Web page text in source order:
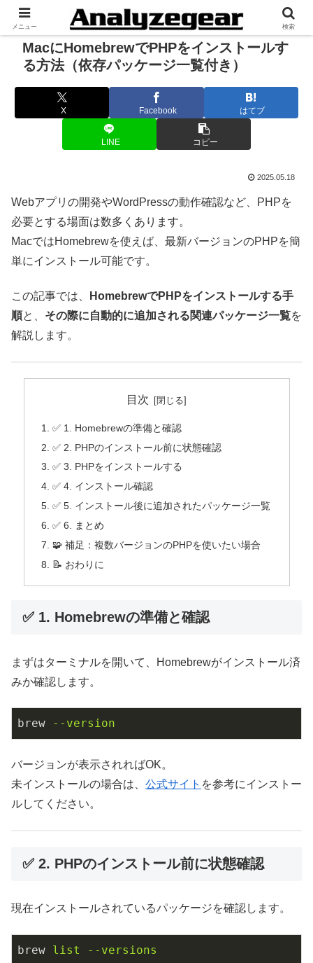
MacにHomebrewでPHPをインストールす
る方法（依存パッケージ一覧付き）
X Facebook はてブ
LINE コピー
2025.05.18
Webアプリの開発やWordPressの動作確認など、PHPを
必要とする場面は数多くあります。
MacではHomebrewを使えば、最新バージョンのPHPを簡
単にインストール可能です。
この記事では、
HomebrewでPHPをインストールする手
順と、 その際に自動的に追加される関連パッケージ一覧を
解説します。
目次
✅ 1. Homebrewの準備と確認
✅ 2. PHPのインストール前に状態確認
✅ 3. PHPをインストールする
✅ 4. インストール確認
✅ 5. インストール後に追加されたパッケージ一覧
✅ 6. まとめ
🧩 補足：複数バージョンのPHPを使いたい場合
📝 おわりに
✅ 1. Homebrewの準備と確認
まずはターミナルを開いて、Homebrewがインストール済
みか確認します。
brew --version
バージョンが表示されればOK。
未インストールの場合は、 公式サイト を参考にインストー
ルしてください。
✅ 2. PHPのインストール前に状態確認
現在インストールされているパッケージを確認します。
brew list --versions
メニュー 検索